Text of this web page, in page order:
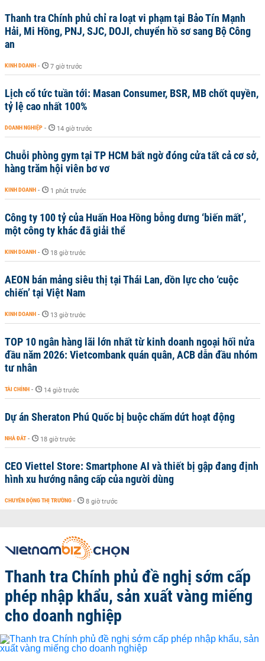
Thanh tra Chính phủ chỉ ra loạt vi phạm tại Bảo Tín Mạnh
Hải, Mi Hồng, PNJ, SJC, DOJI, chuyển hồ sơ sang Bộ Công
an
KINH DOANH - 7 giờ trước
Lịch cổ tức tuần tới: Masan Consumer, BSR, MB chốt quyền,
tỷ lệ cao nhất 100%
DOANH NGHIỆP - 14 giờ trước
Chuỗi phòng gym tại TP HCM bất ngờ đóng cửa tất cả cơ sở,
hàng trăm hội viên bơ vơ
KINH DOANH - 1 phút trước
Công ty 100 tỷ của Huấn Hoa Hồng bỗng dưng ‘biến mất’,
một công ty khác đã giải thể
KINH DOANH - 18 giờ trước
AEON bán mảng siêu thị tại Thái Lan, dồn lực cho ‘cuộc
chiến’ tại Việt Nam
KINH DOANH - 13 giờ trước
TOP 10 ngân hàng lãi lớn nhất từ kinh doanh ngoại hối nửa
đầu năm 2026: Vietcombank quán quân, ACB dẫn đầu nhóm
tư nhân
TÀI CHÍNH - 14 giờ trước
Dự án Sheraton Phú Quốc bị buộc chấm dứt hoạt động
NHÀ ĐẤT - 18 giờ trước
CEO Viettel Store: Smartphone AI và thiết bị gập đang định
hình xu hướng nâng cấp của người dùng
CHUYỂN ĐỘNG THỊ TRƯỜNG - 8 giờ trước
Thanh tra Chính phủ đề nghị sớm cấp
phép nhập khẩu, sản xuất vàng miếng
cho doanh nghiệp